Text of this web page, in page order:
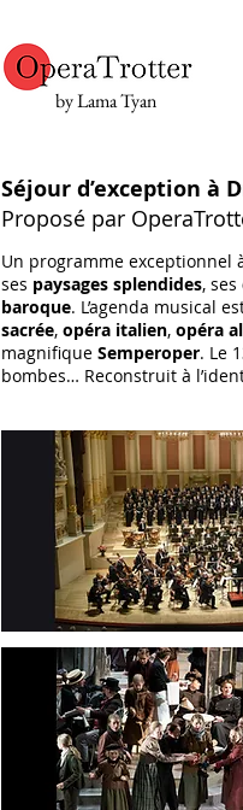
by Lama Tyan
Séjour d’exception à
Proposé par
Un programme exceptionnel
ses paysages splendides, ses
baroque. L’agenda musical
sacrée, opéra italien, opéra
magnifique Semperoper. Le
bombes… Reconstruit à